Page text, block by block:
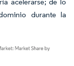
durante la